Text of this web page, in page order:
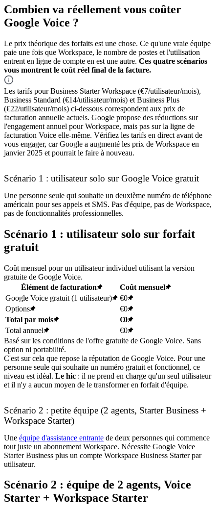
Combien va réellement vous coûter
Google Voice ?
Le prix théorique des forfaits est une chose. Ce qu'une vraie équipe
paie une fois que Workspace, le nombre de postes et l'utilisation
entrent en ligne de compte en est une autre. Ces quatre scénarios
vous montrent le coût réel final de la facture.
Les tarifs pour Business Starter Workspace (€7/utilisateur/mois),
Business Standard (€14/utilisateur/mois) et Business Plus
(€22/utilisateur/mois) ci-dessous correspondent aux prix de
facturation annuelle actuels. Google propose des réductions sur
l'engagement annuel pour Workspace, mais pas sur la ligne de
facturation Voice elle-même. Vérifiez les tarifs en direct avant de
vous engager, car Google a augmenté les prix de Workspace en
janvier 2025 et pourrait le faire à nouveau.
Scénario 1 : utilisateur solo sur Google Voice gratuit
Une personne seule qui souhaite un deuxième numéro de téléphone
américain pour ses appels et SMS. Pas d'équipe, pas de Workspace,
pas de fonctionnalités professionnelles.
Scénario 1 : utilisateur solo sur forfait
gratuit
Coût mensuel pour un utilisateur individuel utilisant la version
gratuite de Google Voice.
Élément de facturation
Coût mensuel
Google Voice gratuit (1 utilisateur)
€0
Options
€0
Total par mois
€0
Total annuel
€0
Basé sur les conditions de l'offre gratuite de Google Voice. Sans
option ni portabilité.
C'est sur cela que repose la réputation de Google Voice. Pour une
personne seule qui souhaite un numéro gratuit et fonctionnel, ce
niveau est idéal. Le hic : il ne prend en charge qu'un seul utilisateur
et il n'y a aucun moyen de le transformer en forfait d'équipe.
Scénario 2 : petite équipe (2 agents, Starter Business +
Workspace Starter)
Une équipe d'assistance entrante de deux personnes qui commence
tout juste un abonnement Workspace. Nécessite Google Voice
Starter Business plus un compte Workspace Business Starter par
utilisateur.
Scénario 2 : équipe de 2 agents, Voice
Starter + Workspace Starter